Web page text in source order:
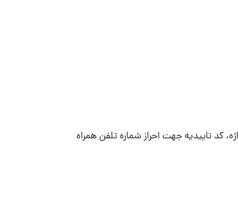
کد تاییدیه جهت احراز شماره تلفن همراه